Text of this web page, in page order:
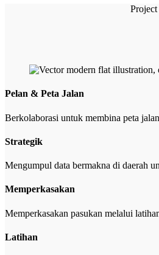
Pelan & Peta Jalan
Berkolaborasi untuk membina peta
Strategik
Mengumpul data bermakna di daerah
Memperkasakan
Memperkasakan pasukan melalui
Latihan